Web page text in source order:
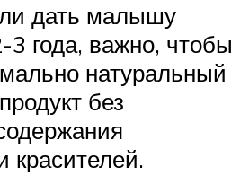
дать малышу
года, важно, чтобы
натуральный
без
красителей.